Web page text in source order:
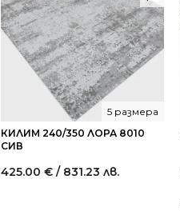
КИЛИМ 240/350 ЛОРА 8010
СИВ
5 размера
425.00 € / 831.23 лв.